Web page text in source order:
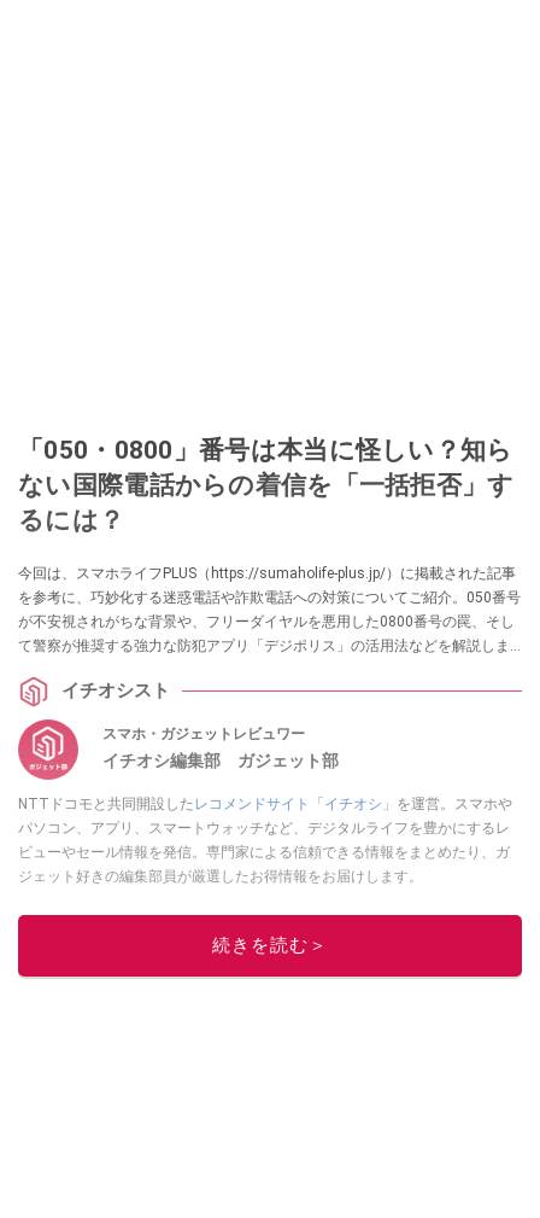
「050・0800」番号は本当に怪しい？知ら
ない国際電話からの着信を「一括拒否」す
るには？
今回は、スマホライフPLUS（https://sumaholife-plus.jp/）に掲載された記事
を参考に、巧妙化する迷惑電話や詐欺電話への対策についてご紹介。050番号
が不安視されがちな背景や、フリーダイヤルを悪用した0800番号の罠、そし
て警察が推奨する強力な防犯アプリ「デジポリス」の活用法などを解説しま
イチオシスト
スマホ・ガジェットレビュワー
イチオシ編集部 ガジェット部
NTTドコモと共同開設した レコメンドサイト「イチオシ」 を運営。スマホや
パソコン、アプリ、スマートウォッチなど、デジタルライフを豊かにするレ
ビューやセール情報を発信。専門家による信頼できる情報をまとめたり、ガ
ジェット好きの編集部員が厳選したお得情報をお届けします。
このイチオシストの他の記事を読む
続きを読む＞